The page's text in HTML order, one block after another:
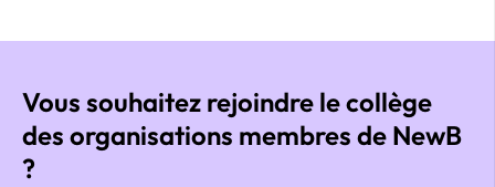
Vous souhaitez rejoindre le collège
des organisations membres de NewB
?